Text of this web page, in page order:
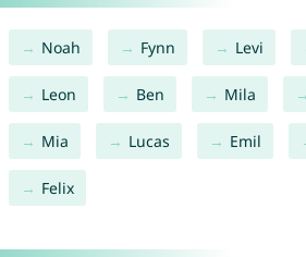
Noah Fynn Levi
Leon Ben Mila
Mia Lucas Emil
Felix